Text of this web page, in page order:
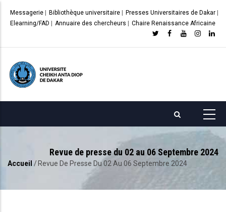
principal
Messagerie Bibliothèque universitaire Presses Universitaires de Dakar
Elearning/FAD
Annuaire des chercheurs Chaire Renaissance Africaine
Revue de presse du 02 au 06 Septembre 2024
d'Ariane
Accueil / Revue De Presse Du 02 Au 06 Septembre 2024